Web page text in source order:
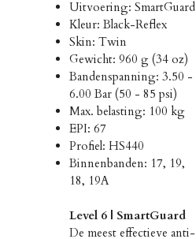
Uitvoering: SmartGuard
Kleur: Black-Reflex
Skin: Twin
Gewicht: 960 g (34 oz)
Bandenspanning: 3.50 -
6.00 Bar (50 - 85 psi)
Max. belasting: 100 kg
EPI: 67
Profiel: HS440
Binnenbanden: 17, 19,
18, 19A
Level 6 | SmartGuard
De meest effectieve anti-